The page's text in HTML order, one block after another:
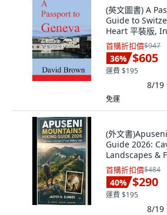
(英文圖書) A
Guide to
Heart 平裝版,
Published, 英文
首購折扣價$947
36% $605
運費 $195
8/19
免運
(外文書
Guide 2026:
Landscapes &
Paperback,
Published,
首購折扣價$484
40% $290
運費 $195
8/19